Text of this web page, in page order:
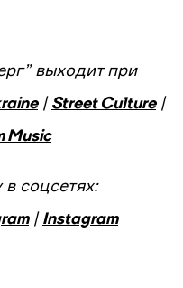
выходит при
| Street Culture|
Music
соцсетях:
| Instagram